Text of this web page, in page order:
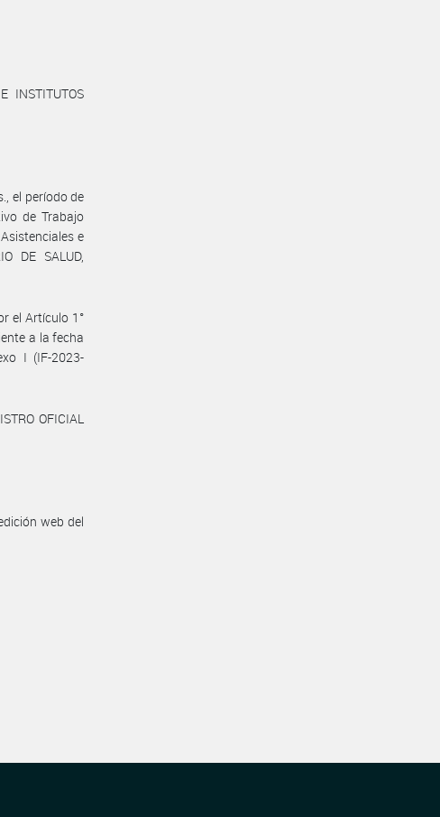
INSTITUTOS
el período de
de Trabajo
e
DE SALUD,
el Artículo 1°
a la fecha
I (IF-2023-
OFICIAL
web del